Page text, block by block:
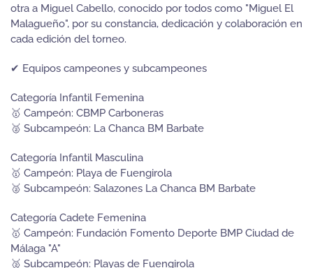
otra a Miguel Cabello, conocido por todos como "Miguel El
Malagueño", por su constancia, dedicación y colaboración en
cada edición del torneo.
✔ Equipos campeones y subcampeones
Categoría Infantil Femenina
🥇 Campeón: CBMP Carboneras
🥈 Subcampeón: La Chanca BM Barbate
Categoría Infantil Masculina
🥇 Campeón: Playa de Fuengirola
🥈 Subcampeón: Salazones La Chanca BM Barbate
Categoría Cadete Femenina
🥇 Campeón: Fundación Fomento Deporte BMP Ciudad de
Málaga "A"
🥈 Subcampeón: Playas de Fuengirola